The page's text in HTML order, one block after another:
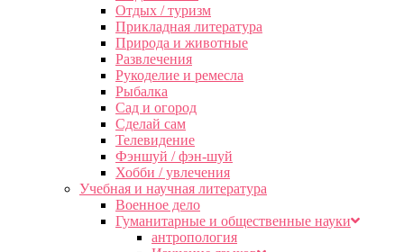
Отдых / туризм
Прикладная литература
Природа и животные
Развлечения
Рукоделие и ремесла
Рыбалка
Сад и огород
Сделай сам
Телевидение
Фэншуй / фэн-шуй
Хобби / увлечения
Учебная и научная литература
Военное дело
Гуманитарные и общественные науки
антропология